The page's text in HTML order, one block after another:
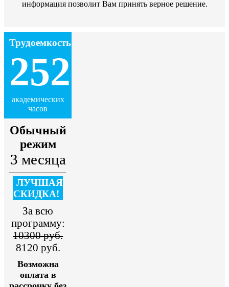
информация позволит Вам принять верное решение.
Трудоемкость
252
академических
часов
Обычный
режим
3 месяца
ЛУЧШАЯ
СКИДКА!
За всю
программу:
10300 руб.
8120 руб.
Возможна
оплата в